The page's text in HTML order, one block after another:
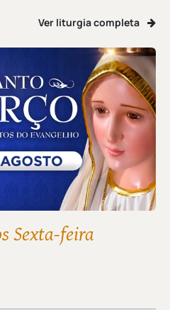
Ver liturgia completa
Sexta-feira